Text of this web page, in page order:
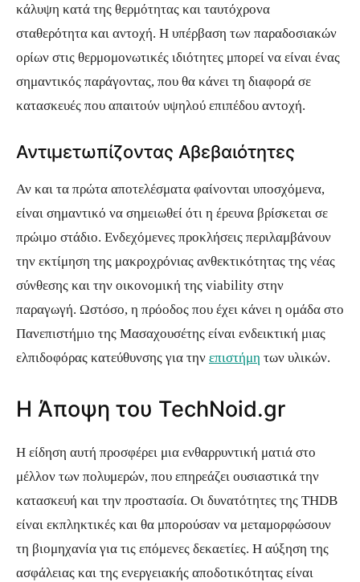
κάλυψη κατά της θερμότητας και ταυτόχρονα
σταθερότητα και αντοχή. Η υπέρβαση των παραδοσιακών
ορίων στις θερμομονωτικές ιδιότητες μπορεί να είναι ένας
σημαντικός παράγοντας, που θα κάνει τη διαφορά σε
κατασκευές που απαιτούν υψηλού επιπέδου αντοχή.
Αντιμετωπίζοντας Αβεβαιότητες
Αν και τα πρώτα αποτελέσματα φαίνονται υποσχόμενα,
είναι σημαντικό να σημειωθεί ότι η έρευνα βρίσκεται σε
πρώιμο στάδιο. Ενδεχόμενες προκλήσεις περιλαμβάνουν
την εκτίμηση της μακροχρόνιας ανθεκτικότητας της νέας
σύνθεσης και την οικονομική της viability στην
παραγωγή. Ωστόσο, η πρόοδος που έχει κάνει η ομάδα στο
Πανεπιστήμιο της Μασαχουσέτης είναι ενδεικτική μιας
ελπιδοφόρας κατεύθυνσης για την επιστήμη των υλικών.
Η Άποψη του TechNoid.gr
Η είδηση αυτή προσφέρει μια ενθαρρυντική ματιά στο
μέλλον των πολυμερών, που επηρεάζει ουσιαστικά την
κατασκευή και την προστασία. Οι δυνατότητες της THDB
είναι εκπληκτικές και θα μπορούσαν να μεταμορφώσουν
τη βιομηχανία για τις επόμενες δεκαετίες. Η αύξηση της
ασφάλειας και της ενεργειακής αποδοτικότητας είναι